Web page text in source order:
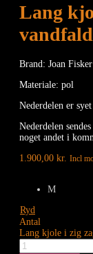
Lang
vandfald
Brand: Joan
Materiale: pol
Nederdelen er
Nederdelen
noget andet i
1.900,00 kr. Incl
M
Ryd
Antal
Lang kjole i zig